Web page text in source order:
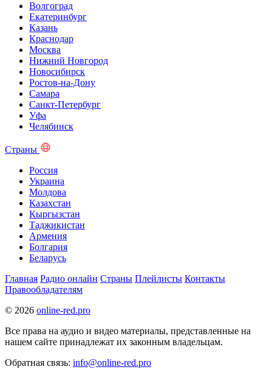
Волгоград
Екатеринбург
Казань
Краснодар
Москва
Нижний Новгород
Новосибирск
Ростов-на-Дону
Самара
Санкт-Петербург
Уфа
Челябинск
Страны
Россия
Украина
Молдова
Казахстан
Кыргызстан
Таджикистан
Армения
Болгария
Беларусь
Главная Радио онлайн Страны Плейлисты Контакты
Правообладателям
© 2026 online-red.pro
Все права на аудио и видео материалы, представленные на
нашем сайте принадлежат их законным владельцам.
Обратная связь: info@online-red.pro